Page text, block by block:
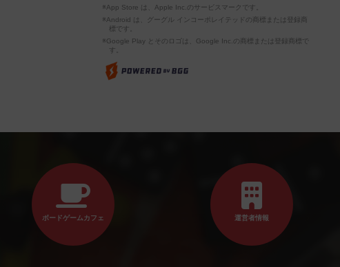
※App Store は、Apple Inc.のサービスマークです。
※Android は、グーグル インコーポレイテッドの商標または登録商
標です。
※Google Play とそのロゴは、Google Inc.の商標または登録商標で
す。
ボードゲームカフェ 運営者情報